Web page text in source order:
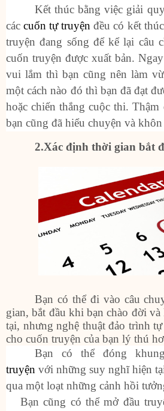
Kết thúc bằng việc giải
cáccuốn tự truyện đều có kết
truyện đang sống để kể lại câu
cuốn truyện được xuất bản.
vui lắm thì bạn cũng nên làm
một cách nào đó thì bạn đã đạt
hoặc chiến thắng cuộc thi.
bạn cũng đã hiểu chuyện và
2.Xác định thời gian bắt
Bạn có thể đi vào câu
gian, bắt đầu khi bạn chào đời
tại, nhưng nghệ thuật đảo trình
cho cuốn truyện của bạn lý thú
Bạn có thể đóng
truyện với những suy nghĩ hiện
qua một loạt những cảnh hồi
Bạn cũng có thể mở đầu